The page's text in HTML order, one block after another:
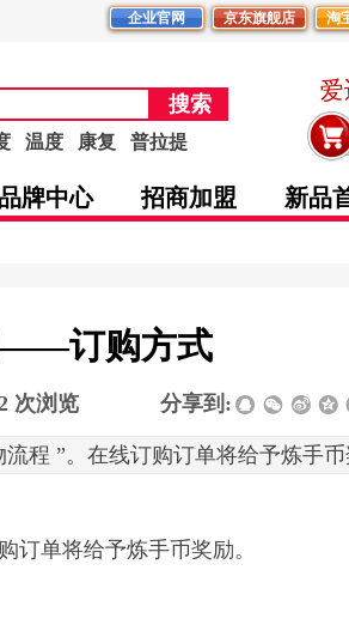
搜索
温度 康复 普拉提
品牌中心 招商加盟 新品
企业官网 京东旗舰店 淘
——订购方式
次浏览 分享到:
程 ”。在线订购订单将给予炼手
订单将给予炼手币奖励。